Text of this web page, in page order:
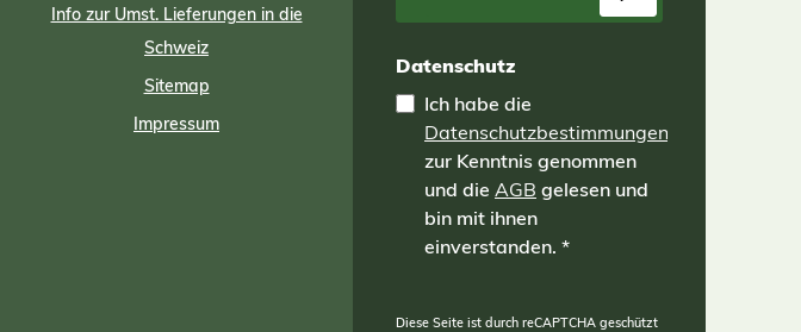
Info zur Umst. Lieferungen in die
Schweiz
Sitemap
Impressum
Datenschutz
Ich habe die
Datenschutzbestimmungen
zur Kenntnis genommen
und die AGB gelesen und
bin mit ihnen
einverstanden. *
Diese Seite ist durch reCAPTCHA geschützt